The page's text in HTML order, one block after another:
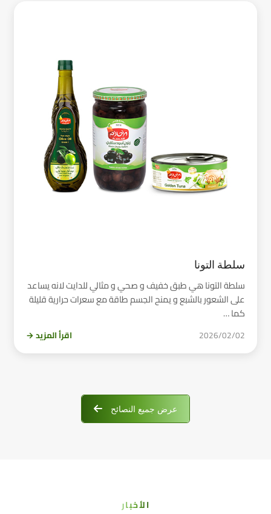
سلطة التونا
سلطة التونا هي طبق خفيف و صحي و مثالي للدايت لانه يساعد
على الشعور بالشبع و يمنح الجسم طاقة مع سعرات حرارية قليلة
كما …
2026/02/02 اقرأ المزيد →
عرض جميع النصائح
الأخبار